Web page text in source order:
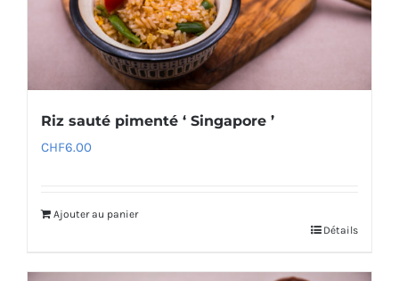
Riz sauté pimenté ‘ Singapore ’
CHF6.00
Ajouter au panier
Détails